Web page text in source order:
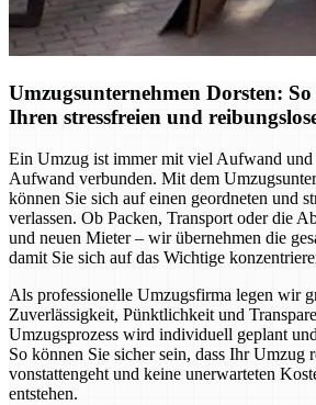
Umzugsunternehmen Dorsten:
Ihren stressfreien und
Ein Umzug ist immer mit viel Aufwand und
Aufwand verbunden. Mit dem
können Sie sich auf einen geordneten und
verlassen. Ob Packen, Transport oder die
und neuen Mieter – wir übernehmen die
damit Sie sich auf das Wichtige
Als professionelle Umzugsfirma legen wir
Zuverlässigkeit, Pünktlichkeit und
Umzugsprozess wird individuell geplant
So können Sie sicher sein, dass Ihr Umzug
vonstattengeht und keine unerwarteten
entstehen.